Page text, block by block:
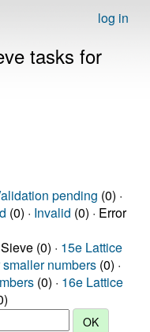
log in
tasks for
pending (0) ·
(0) · Invalid (0) · Error
(0) · 15e Lattice
numbers (0) ·
(0) · 16e Lattice